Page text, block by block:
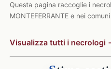
Questa pagina raccoglie i
MONTEFERRANTE e nei
Visualizza tutti i necrologi